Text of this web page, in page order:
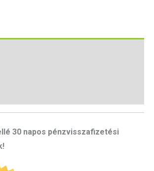
30 napos pénzvisszafizetési